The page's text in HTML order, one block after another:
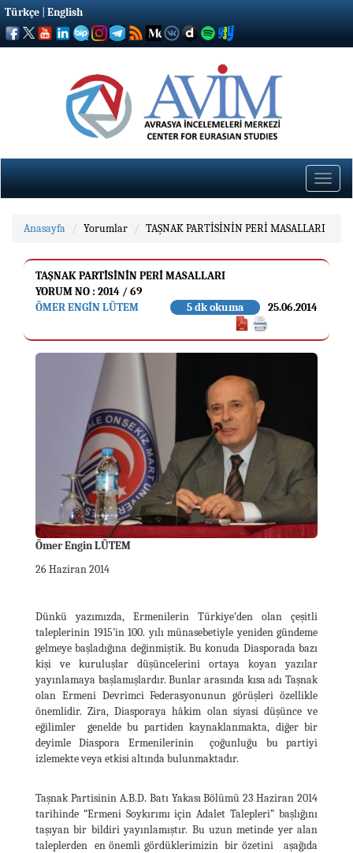
Türkçe English
Toggle
Anasayfa Yorumlar TAŞNAK PARTİSİNİN PERİ MASALLARI
TAŞNAK PARTİSİNİN PERİ MASALLARI
YORUM NO : 2014 / 69
ÖMER ENGIN LÜTEM
25.06.2014
5 dk okuma
Ömer Engin LÜTEM
26 Haziran 2014
Dünkü yazımızda, Ermenilerin Türkiye’den olan çeşitli
taleplerinin 1915’in 100. yılı münasebetiyle yeniden gündeme
gelmeye başladığına değinmiştik. Bu konuda Diasporada bazı
kişi ve kuruluşlar düşüncelerini ortaya koyan yazılar
yayınlamaya başlamışlardır. Bunlar arasında kısa adı Taşnak
olan Ermeni Devrimci Federasyonunun görüşleri özellikle
önemlidir. Zira, Diasporaya hâkim olan siyasi düşünce ve
eğilimler genelde bu partiden kaynaklanmakta, diğer bir
deyimle Diaspora Ermenilerinin çoğunluğu bu partiyi
izlemekte veya etkisi altında bulunmaktadır.
Taşnak Partisinin A.B.D. Batı Yakası Bölümü 23 Haziran 2014
tarihinde “Ermeni Soykırımı için Adalet Talepleri” başlığını
taşıyan bir bildiri yayınlamıştır. Bu uzun metinde yer alan
taleplerden en önemli gördüklerimizin bir özetini aşağıda